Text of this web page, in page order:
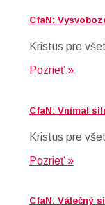
CfaN:
Kristus pre
Pozrieť »
CfaN: Vnímal
Kristus pre
Pozrieť »
CfaN: Válečný